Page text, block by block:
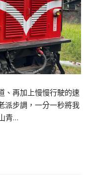
、再加上慢慢行駛的速
派步調，一分一秒將我
青…